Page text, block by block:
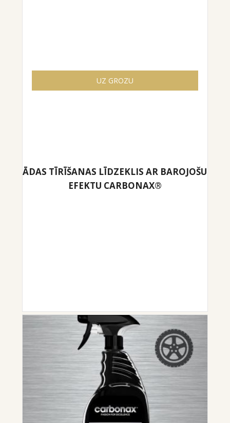
ĀDAS TĪRĪŠANAS LĪDZEKLIS AR BAROJOŠU
EFEKTU CARBONAX®
UZ GROZU